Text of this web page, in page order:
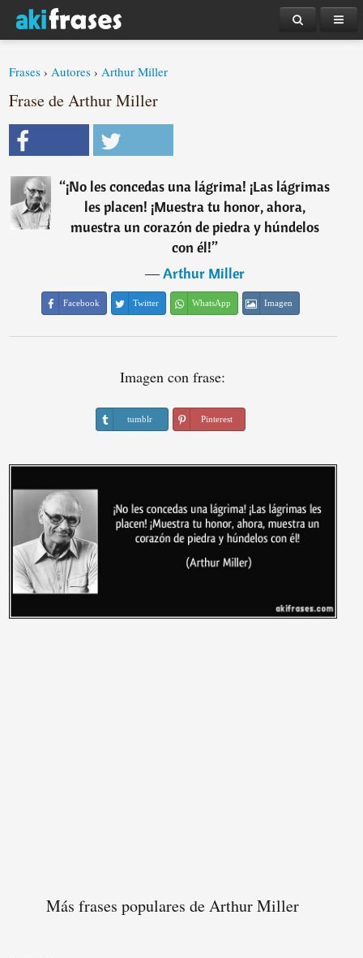
Frases ›Autores ›Arthur Miller
Frase de Arthur Miller
“¡No les concedas una lágrima! ¡Las lágrimas
les placen! ¡Muestra tu honor, ahora,
muestra un corazón de piedra y húndelos
con él!”
―Arthur Miller
Facebook Twitter WhatsApp Imagen
Imagen con frase:
tumblr Pinterest
Más frases populares de Arthur Miller